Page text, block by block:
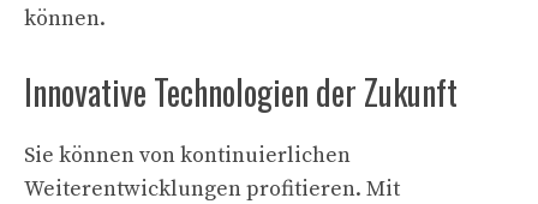
können.
Innovative Technologien der Zukunft
Sie können von kontinuierlichen
Weiterentwicklungen profitieren. Mit